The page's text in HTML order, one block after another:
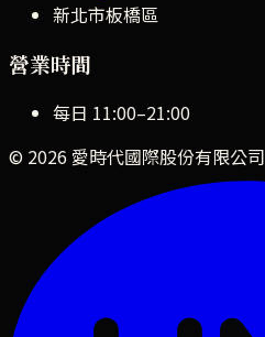
新北市板橋區
營業時間
每日 11:00–21:00
© 2026 愛時代國際股份有限公司